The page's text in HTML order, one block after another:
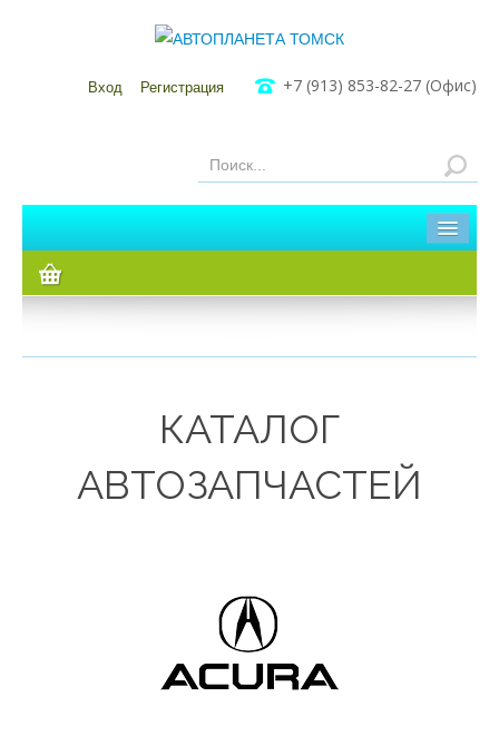
+7 (913) 853-82-27 (Офис)
Вход Регистрация
Главная
Мы в Томске
КАТАЛОГ
АВТОЗАПЧАСТЕЙ